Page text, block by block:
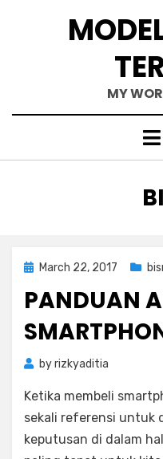
MY
:
PostedMarch 22, 2017
PANDUAN
byrizkyaditia
Ketika membeli
sekali referensi untuk
keputusan di dalam